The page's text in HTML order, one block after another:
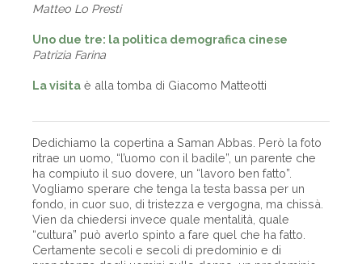
Matteo Lo Presti
Uno due tre: la politica demografica cinese
Patrizia Farina
La visita è alla tomba di Giacomo Matteotti
Dedichiamo la copertina a Saman Abbas. Però la foto
ritrae un uomo, “l’uomo con il badile”, un parente che
ha compiuto il suo dovere, un “lavoro ben fatto”.
Vogliamo sperare che tenga la testa bassa per un
fondo, in cuor suo, di tristezza e vergogna, ma chissà.
Vien da chiedersi invece quale mentalità, quale
“cultura” può averlo spinto a fare quel che ha fatto.
Certamente secoli e secoli di predominio e di